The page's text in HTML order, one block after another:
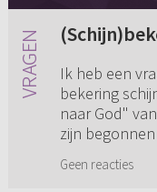
Ik heb een
bekering
naar God"
zijn
Geen reacties